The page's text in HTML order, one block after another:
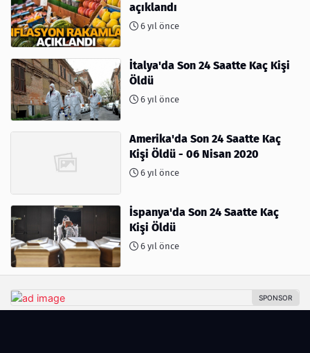
açıklandı
6 yıl önce
İtalya'da Son 24 Saatte Kaç Kişi
Öldü
6 yıl önce
Amerika'da Son 24 Saatte Kaç
Kişi Öldü - 06 Nisan 2020
6 yıl önce
İspanya'da Son 24 Saatte Kaç
Kişi Öldü
6 yıl önce